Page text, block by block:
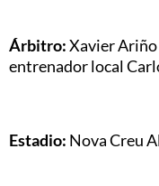
Árbitro:Xavier Ariño
entrenador local
Estadio: Nova Creu